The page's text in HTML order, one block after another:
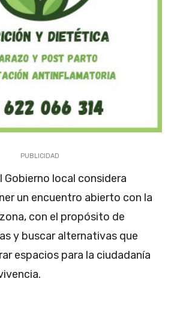
PUBLICIDAD
Gobierno local considera
un encuentro abierto con la
con el propósito de
y buscar alternativas que
espacios para la ciudadanía